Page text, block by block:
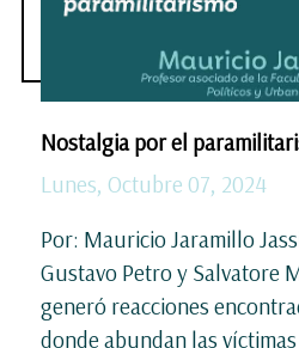
Nostalgia por el
Lunes, Octubre 07, 2024
Por: Mauricio Jaramillo
Gustavo Petro y Salvatore
generó reacciones
donde abundan las